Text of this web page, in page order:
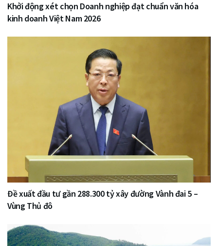
Khởi động xét chọn Doanh nghiệp đạt chuẩn văn hóa
kinh doanh Việt Nam 2026
Đề xuất đầu tư gần 288.300 tỷ xây đường Vành đai 5 –
Vùng Thủ đô